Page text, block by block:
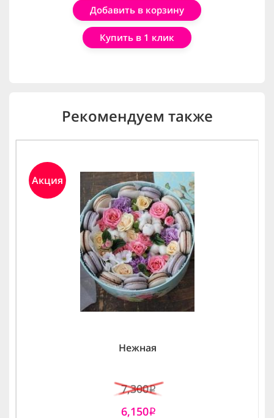
Добавить в корзину
Купить в 1 клик
Рекомендуем также
Акция
Нежная
7,300i
6,150i